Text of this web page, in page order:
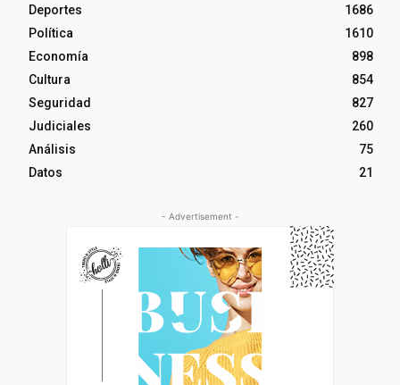
Deportes
1686
Política
1610
Economía
898
Cultura
854
Seguridad
827
Judiciales
260
Análisis
75
Datos
21
- Advertisement -